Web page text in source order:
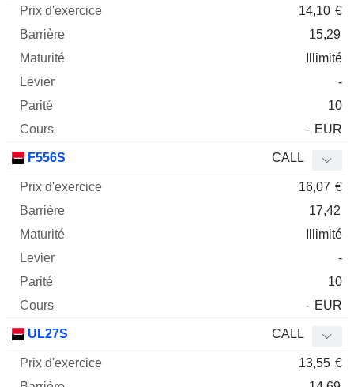
14,10 €
15,29
Illimité
-
10
- EUR
F556S CALL
16,07 €
17,42
Illimité
-
10
- EUR
UL27S CALL
13,55 €